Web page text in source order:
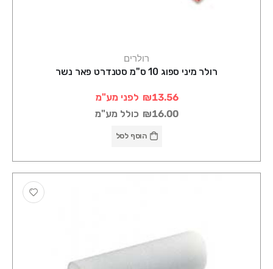
רולרים
רולר מיני ספוג 10 ס"מ סטנדרט פאר נשר
₪13.56 לפני מע"מ
₪16.00 כולל מע"מ
הוסף לסל